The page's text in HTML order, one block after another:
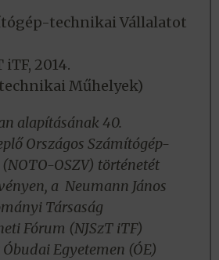
technikai Vállalatot
iTF, 2014.
Műhelyek)
alapításának 40.
Országos Számítógép-
OSZV) történetét
a Neumann János
Társaság
Fórum (NJSzT iTF)
Egyetemen (ÓE)